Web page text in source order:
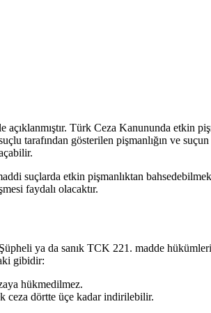
Türk Ceza Kanununda etkin
tarafından gösterilen pişmanlığın ve
suçlarda etkin pişmanlıktan
faydalı olacaktır.
ya da sanık TCK 221. madde
gibidir:
hükmedilmez.
ceza dörtte üçe kadar indirilebilir.